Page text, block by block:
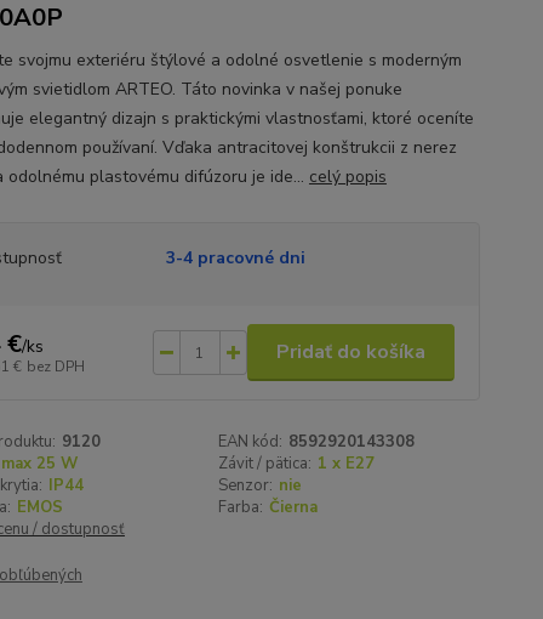
svojmu exteriéru štýlové a odolné osvetlenie s moderným
svietidlom ARTEO. Táto novinka v našej ponuke
elegantný dizajn s praktickými vlastnosťami, ktoré oceníte
používaní. Vďaka antracitovej konštrukcii z nerez
odolnému plastovému difúzoru je ide... celý popis
3-4 pracovné dni
€/ks
€ bez DPH
Pridať do košíka
9120 EAN kód: 8592920143308
max 25 W Závit / pätica: 1 x E27
IP44 Senzor: nie
EMOS Farba: Čierna
/ dostupnosť